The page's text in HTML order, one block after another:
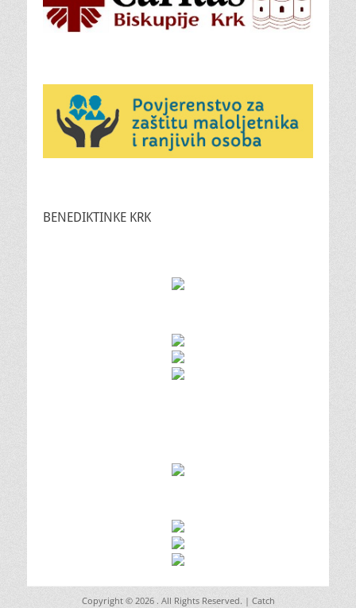
BENEDIKTINKE KRK
Copyright © 2026 . All Rights Reserved. | Catch